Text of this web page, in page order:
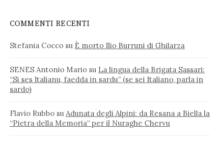
COMMENTI RECENTI
Stefania Cocco su È morto Ilio Burruni di Ghilarza
SENES Antonio Mario su La lingua della Brigata Sassari:
“Si ses Italianu, faedda in sardu” (se sei Italiano, parla in
sardo)
Flavio Rubbo su Adunata degli Alpini: da Resana a Biella la
“Pietra della Memoria” per il Nuraghe Chervu